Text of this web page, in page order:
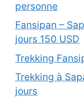
personne
Fansipan –
jours 150 USD
Trekking
Trekking à
jours